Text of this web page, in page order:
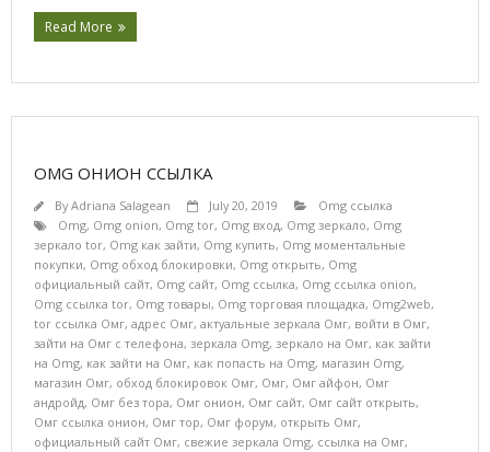
Read More
OMG ОНИОН ССЫЛКА
ByAdriana Salagean July 20, 2019
Omg ссылка
Omg, Omg onion, Omg tor, Omg вход, Omg зеркало, Omg
зеркало tor, Omg как зайти, Omg купить, Omg моментальные
покупки, Omg обход блокировки, Omg открыть, Omg
официальный сайт, Omg сайт, Omg ссылка, Omg ссылка onion,
Omg ссылка tor, Omg товары, Omg торговая площадка, Omg2web,
tor ссылка Омг, адрес Омг, актуальные зеркала Омг, войти в Омг,
зайти на Омг с телефона, зеркала Omg, зеркало на Омг, как зайти
на Omg, как зайти на Омг, как попасть на Omg, магазин Omg,
магазин Омг, обход блокировок Омг, Омг, Омг айфон, Омг
андройд, Омг без тора, Омг онион, Омг сайт, Омг сайт открыть,
Омг ссылка онион, Омг тор, Омг форум, открыть Омг,
официальный сайт Омг, свежие зеркала Omg, ссылка на Омг,